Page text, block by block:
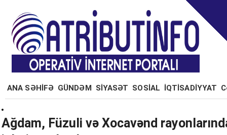
ANA SƏHİFƏ GÜNDƏM SİYASƏT SOSİAL İQTİSADİYYAT
Ağdam, Füzuli və Xocavənd